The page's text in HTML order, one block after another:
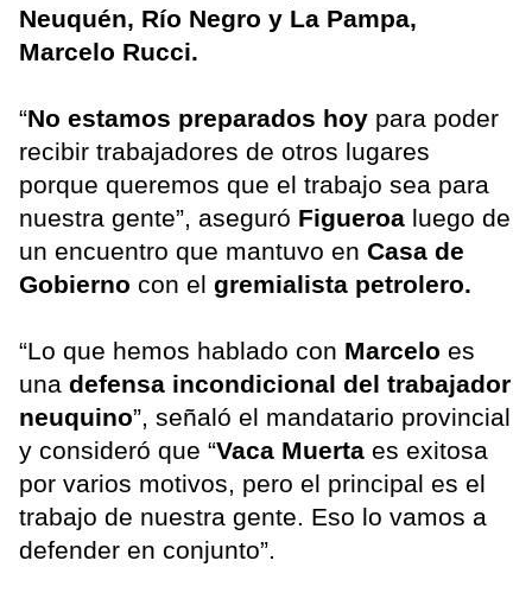
Neuquén, Río Negro y La Pampa,
Marcelo Rucci.
“No estamos preparados hoy para poder
recibir trabajadores de otros lugares
porque queremos que el trabajo sea para
nuestra gente”, aseguró Figueroa luego de
un encuentro que mantuvo en Casa de
Gobierno con el gremialista petrolero.
“Lo que hemos hablado con Marcelo es
una defensa incondicional del trabajador
neuquino”, señaló el mandatario provincial
y consideró que “Vaca Muerta es exitosa
por varios motivos, pero el principal es el
trabajo de nuestra gente. Eso lo vamos a
defender en conjunto”.